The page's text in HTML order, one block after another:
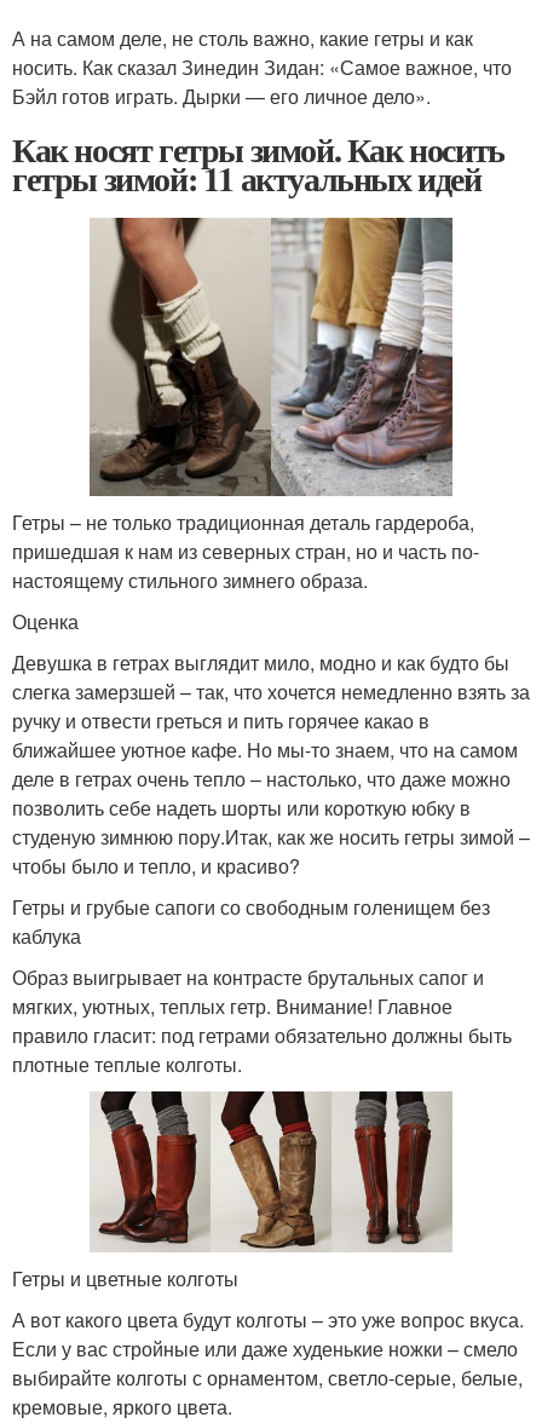
А на самом деле, не столь важно, какие гетры и как
носить. Как сказал Зинедин Зидан: «Самое важное, что
Бэйл готов играть. Дырки — его личное дело».
Как носят гетры зимой. Как носить
гетры зимой: 11 актуальных идей
Гетры – не только традиционная деталь гардероба,
пришедшая к нам из северных стран, но и часть по-
настоящему стильного зимнего образа.
Оценка
Девушка в гетрах выглядит мило, модно и как будто бы
слегка замерзшей – так, что хочется немедленно взять за
ручку и отвести греться и пить горячее какао в
ближайшее уютное кафе. Но мы-то знаем, что на самом
деле в гетрах очень тепло – настолько, что даже можно
позволить себе надеть шорты или короткую юбку в
студеную зимнюю пору.Итак, как же носить гетры зимой –
чтобы было и тепло, и красиво?
Гетры и грубые сапоги со свободным голенищем без
каблука
Образ выигрывает на контрасте брутальных сапог и
мягких, уютных, теплых гетр. Внимание! Главное
правило гласит: под гетрами обязательно должны быть
плотные теплые колготы.
Гетры и цветные колготы
А вот какого цвета будут колготы – это уже вопрос вкуса.
Если у вас стройные или даже худенькие ножки – смело
выбирайте колготы с орнаментом, светло-серые, белые,
кремовые, яркого цвета.